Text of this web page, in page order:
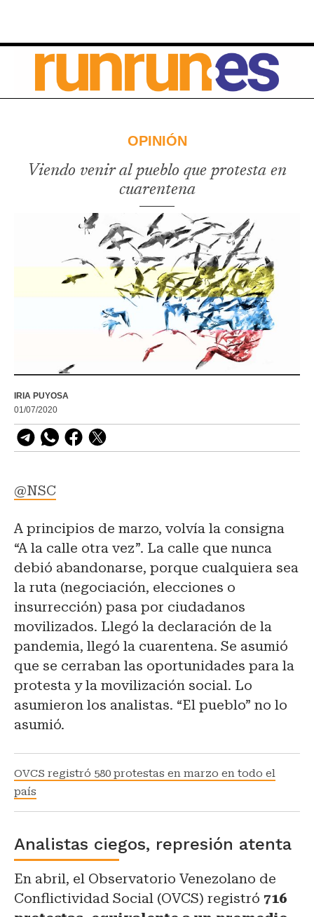
OPINIÓN
Viendo venir al pueblo que protesta en
cuarentena
IRIA PUYOSA
01/07/2020
@NSC
A principios de marzo, volvía la consigna
“A la calle otra vez”. La calle que nunca
debió abandonarse, porque cualquiera sea
la ruta (negociación, elecciones o
insurrección) pasa por ciudadanos
movilizados. Llegó la declaración de la
pandemia, llegó la cuarentena. Se asumió
que se cerraban las oportunidades para la
protesta y la movilización social. Lo
asumieron los analistas. “El pueblo” no lo
asumió.
OVCS registró 580 protestas en marzo en todo el
país
Analistas ciegos, represión atenta
En abril, el Observatorio Venezolano de
Conflictividad Social (OVCS) registró 716